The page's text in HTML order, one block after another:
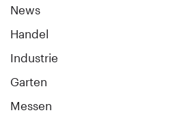
News
Handel
Industrie
Garten
Messen